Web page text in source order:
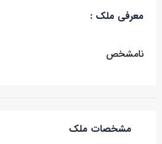
معرفی ملک :
نامشخص
مشخصات ملک